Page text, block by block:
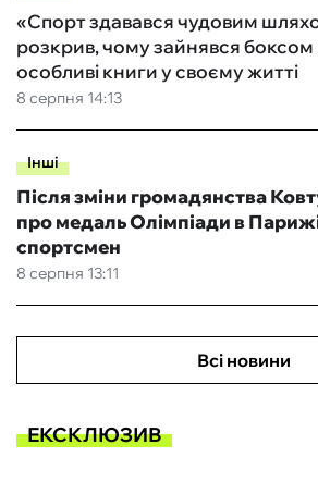
8 серпня 14:13
«Спорт здавався чудовим
розкрив, чому зайнявся боксом
особливі книги у своєму житті
Інші
8 серпня 13:11
Після зміни громадянства
про медаль Олімпіади в
спортсмен
Всі новини
ЕКСКЛЮЗИВ